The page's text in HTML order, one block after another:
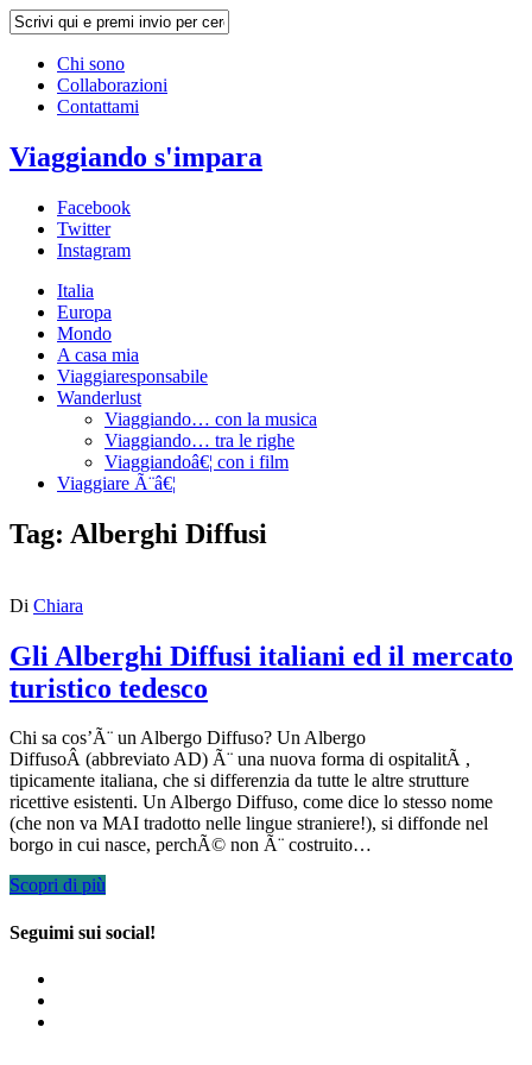
Chi sono
Collaborazioni
Contattami
Viaggiando s'impara
Facebook
Twitter
Instagram
Italia
Europa
Mondo
A casa mia
Viaggiaresponsabile
Wanderlust
Viaggiando… con la musica
Viaggiando… tra le righe
Viaggiandoâ€¦ con i film
Viaggiare Ã¨â€¦
Tag: Alberghi Diffusi
Di Chiara
Gli Alberghi Diffusi italiani ed il mercato
turistico tedesco
Chi sa cos’Ã¨ un Albergo Diffuso? Un Albergo
DiffusoÂ (abbreviato AD) Ã¨ una nuova forma di ospitalitÃ ,
tipicamente italiana, che si differenzia da tutte le altre strutture
ricettive esistenti. Un Albergo Diffuso, come dice lo stesso nome
(che non va MAI tradotto nelle lingue straniere!), si diffonde nel
borgo in cui nasce, perchÃ© non Ã¨ costruito…
Scopri di più
Seguimi sui social!